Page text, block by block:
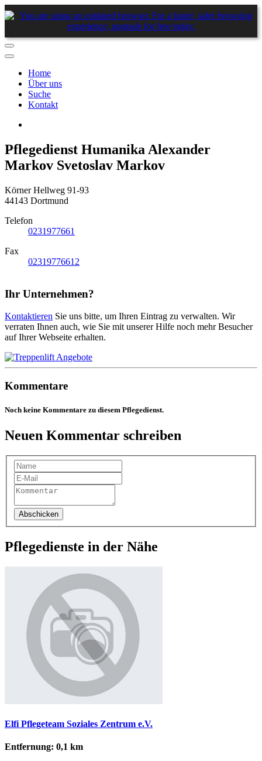
Home
Über uns
Suche
Kontakt
Pflegedienst Humanika Alexander
Markov Svetoslav Markov
Körner Hellweg 91-93
44143 Dortmund
Telefon
0231977661
Fax
02319776612
Ihr Unternehmen?
Kontaktieren Sie uns bitte, um Ihren Eintrag zu verwalten. Wir
verraten Ihnen auch, wie Sie mit unserer Hilfe noch mehr Besucher
auf Ihrer Webseite erhalten.
Kommentare
Noch keine Kommentare zu diesem Pflegedienst.
Neuen Kommentar schreiben
Abschicken
Pflegedienste in der Nähe
Elfi Pflegeteam Soziales Zentrum e.V.
Entfernung: 0,1 km